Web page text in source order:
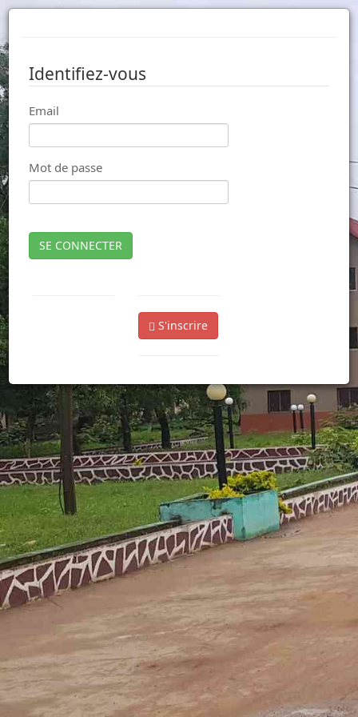
Identifiez-vous
Email
Mot de passe
SE CONNECTER
S'inscrire